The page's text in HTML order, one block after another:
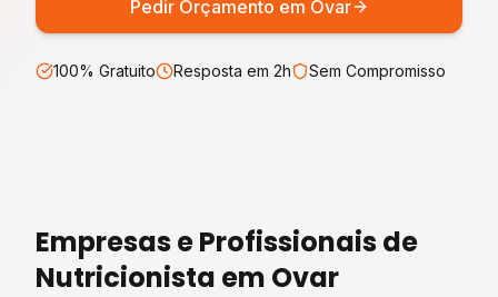
Pedir Orçamento em Ovar
100% Gratuito Resposta em 2h Sem Compromisso
Empresas e Profissionais de
Nutricionista em Ovar